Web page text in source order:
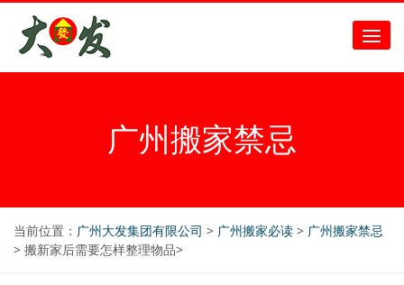
广州搬家禁忌
当前位置： 广州大发集团有限公司 > 广州搬家必读 > 广州搬家禁忌
> 搬新家后需要怎样整理物品>